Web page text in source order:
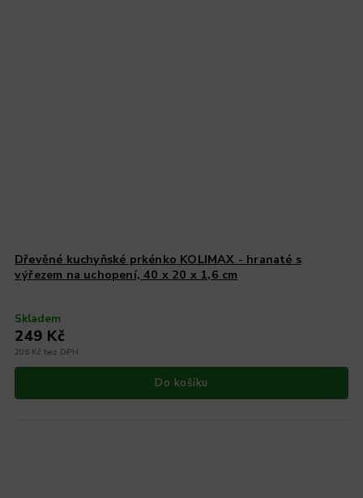
Dřevěné kuchyňské prkénko KOLIMAX - hranaté s
výřezem na uchopení, 40 x 20 x 1,6 cm
Skladem
206 Kč bez DPH
249 Kč
Do košíku